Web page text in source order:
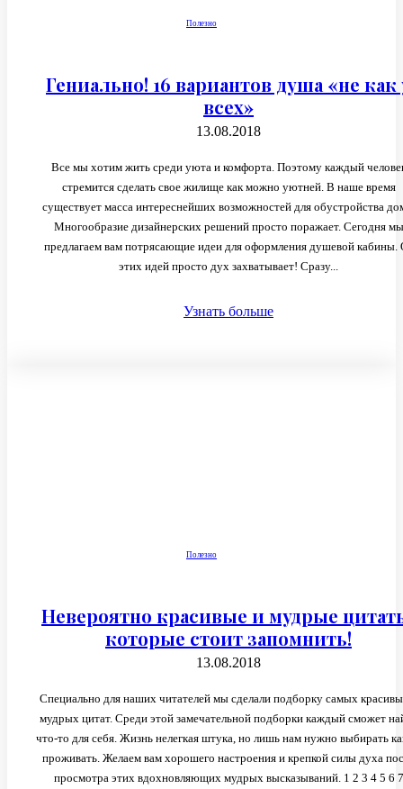
Полезно
Гениально! 16 вариантов душа «не как
всех»
13.08.2018
Все мы хотим жить среди уюта и комфорта. Поэтому каждый
стремится сделать свое жилище как можно уютней. В наше время
существует масса интереснейших возможностей для обустройства
Многообразие дизайнерских решений просто поражает. Сегодня мы
предлагаем вам потрясающие идеи для оформления душевой кабины.
этих идей просто дух захватывает! Сразу...
Узнать больше
Полезно
Невероятно красивые и мудрые
которые стоит запомнить!
13.08.2018
Специально для наших читателей мы сделали подборку самых
мудрых цитат. Среди этой замечательной подборки каждый сможет
что-то для себя. Жизнь нелегкая штука, но лишь нам нужно выбирать
проживать. Желаем вам хорошего настроения и крепкой силы духа
просмотра этих вдохновляющих мудрых высказываний. 1 2 3 4 5 6 7